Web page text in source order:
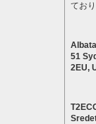
ており
51
2EU,